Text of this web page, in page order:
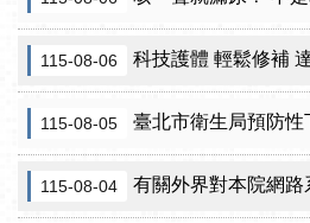
115-08-06 科技護體 輕鬆修補 達文
115-08-05 臺北市衛生局預防性下架
115-08-04 有關外界對本院網路